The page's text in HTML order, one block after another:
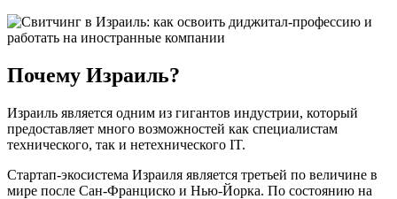
Почему Израиль?
Израиль является одним из гигантов индустрии, который
предоставляет много возможностей как специалистам
технического, так и нетехнического IT.
Стартап-экосистема Израиля является третьей по величине в
мире после Сан-Франциско и Нью-Йорка. По состоянию на